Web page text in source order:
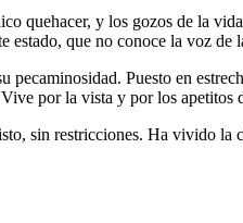
quehacer, y los gozos de la
que no conoce la voz
Puesto en
por la vista y por los apetitos
sin restricciones. Ha vivido